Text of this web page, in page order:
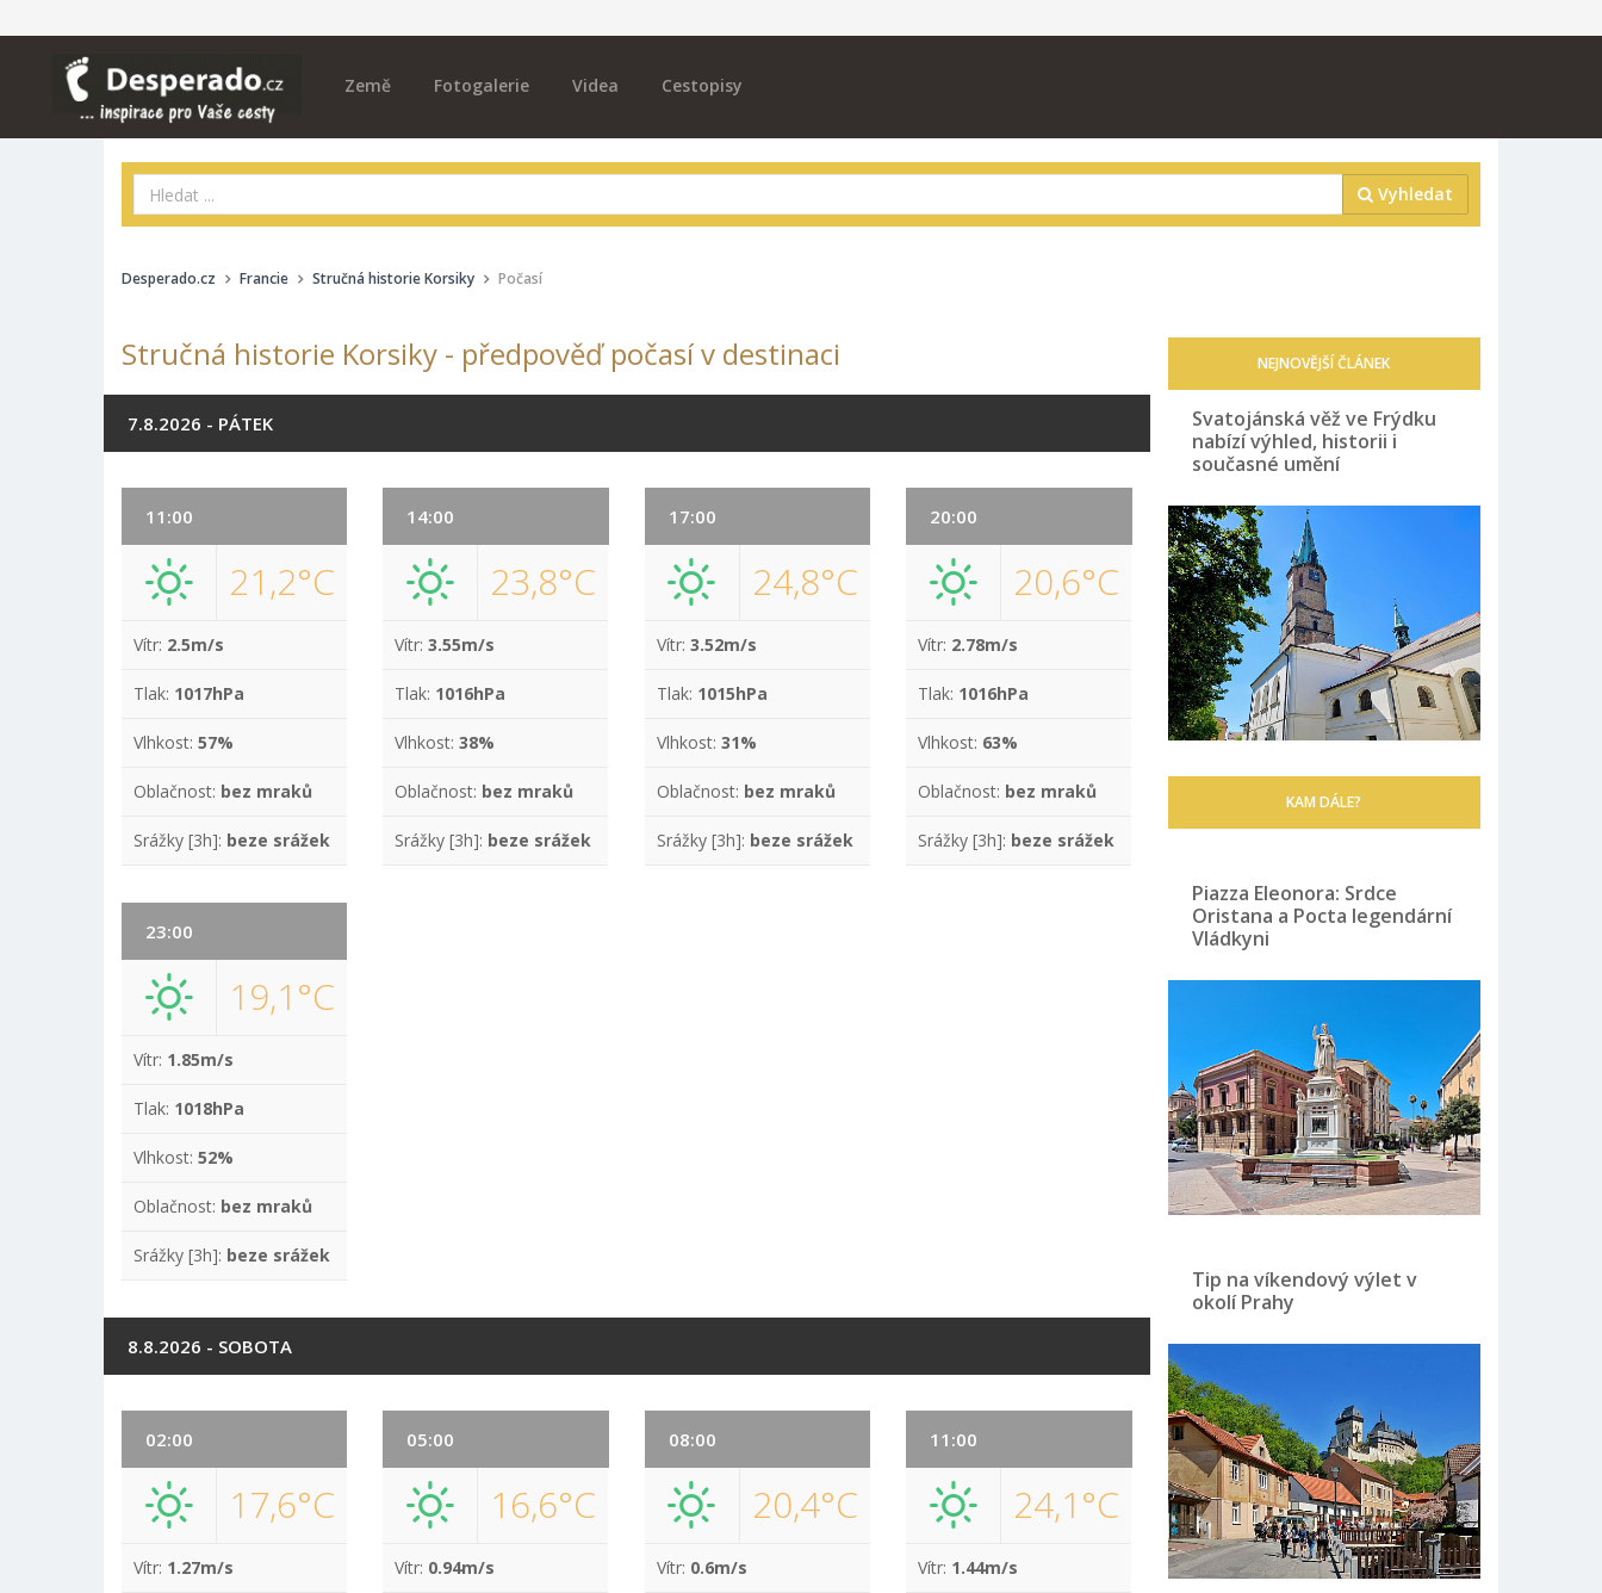
Země Fotogalerie Videa Cestopisy
Vyhledat
Desperado.cz Francie Stručná historie Korsiky Počasí
Stručná historie Korsiky - předpověď počasí v destinaci
7.8.2026 - PÁTEK
11:00
21,2°C
Vítr: 2.5m/s
Tlak: 1017hPa
Vlhkost: 57%
Oblačnost: bez mraků
Srážky [3h]: beze srážek
14:00
23,8°C
Vítr:3.55m/s
Tlak: 1016hPa
Vlhkost:38%
Oblačnost: bez mraků
Srážky [3h]: beze srážek
17:00
24,8°C
Vítr: 3.52m/s
Tlak: 1015hPa
Vlhkost: 31%
Oblačnost: bez mraků
Srážky [3h]: beze srážek
20:00
20,6°C
Vítr: 2.78m/s
Tlak: 1016hPa
Vlhkost: 63%
Oblačnost: bez mraků
Srážky [3h]: beze srážek
23:00
19,1°C
Vítr: 1.85m/s
Tlak: 1018hPa
Vlhkost: 52%
Oblačnost: bez mraků
Srážky [3h]: beze srážek
8.8.2026 - SOBOTA
02:00
17,6°C
Vítr: 1.27m/s
05:00
16,6°C
Vítr: 0.94m/s
08:00
20,4°C
Vítr: 0.6m/s
11:00
24,1°C
Vítr: 1.44m/s
NEJNOVĚJŠÍ ČLÁNEK
Svatojánská věž ve Frýdku
nabízí výhled, historii i
současné umění
KAM DÁLE?
Piazza Eleonora: Srdce
Oristana a Pocta legendární
Vládkyni
Tip na víkendový výlet v
okolí Prahy